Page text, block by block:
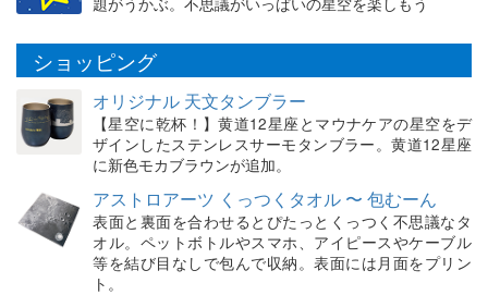
ショッピング
オリジナル 天文タンブラー
【星空に乾杯！】黄道12星座とマウナケアの星空をデ
ザインしたステンレスサーモタンブラー。黄道12星座
に新色モカブラウンが追加。
アストロアーツ くっつくタオル 〜 包むーん
表面と裏面を合わせるとぴたっとくっつく不思議なタ
オル。ペットボトルやスマホ、アイピースやケーブル
等を結び目なしで包んで収納。表面には月面をプリン
ト。